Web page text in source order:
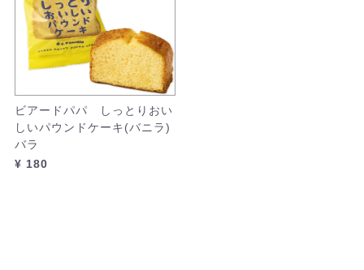
ビアードパパ しっとりおい
しいパウンドケーキ(バニラ)
バラ
¥ 180